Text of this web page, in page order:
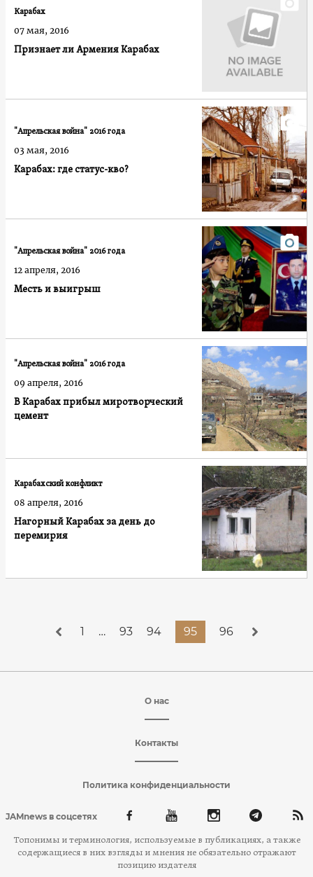
Признает ли Армения Карабах
Карабах
07 мая, 2016
Карабах: где статус-кво?
"Апрельская война" 2016 года
03 мая, 2016
Месть и выигрыш
"Апрельская война" 2016 года
12 апреля, 2016
В Карабах прибыл миротворческий
цемент
"Апрельская война" 2016 года
09 апреля, 2016
Нагорный Карабах за день до
перемирия
Карабахский конфликт
08 апреля, 2016
1 … 93 94 95 96
О нас
Контакты
Политика конфиденциальности
JAMnews в соцсетях
Топонимы и терминология, используемые в публикациях, а также
содержащиеся в них взгляды и мнения не обязательно отражают
позицию издателя